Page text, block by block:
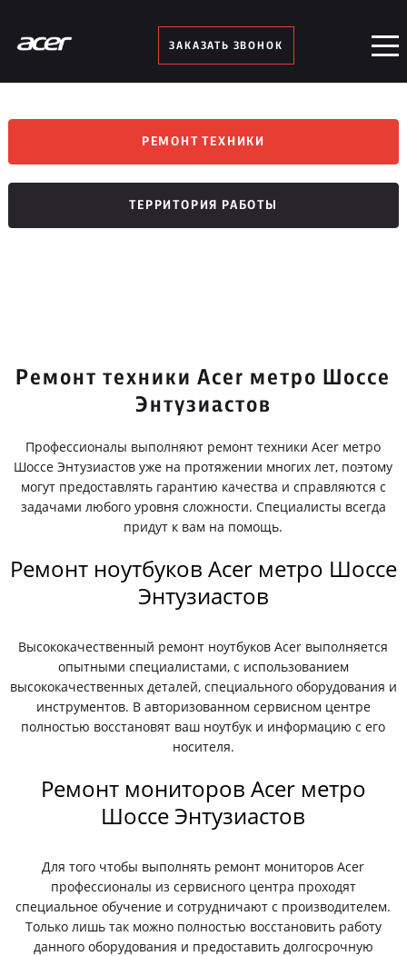
ЗАКАЗАТЬ ЗВОНОК
РЕМОНТ ТЕХНИКИ
ТЕРРИТОРИЯ РАБОТЫ
Ремонт техники Acer метро Шоссе
Энтузиастов
Профессионалы выполняют ремонт техники Acer метро
Шоссе Энтузиастов уже на протяжении многих лет, поэтому
могут предоставлять гарантию качества и справляются с
задачами любого уровня сложности. Специалисты всегда
придут к вам на помощь.
Ремонт ноутбуков Acer метро Шоссе
Энтузиастов
Высококачественный ремонт ноутбуков Acer выполняется
опытными специалистами, с использованием
высококачественных деталей, специального оборудования и
инструментов. В авторизованном сервисном центре
полностью восстановят ваш ноутбук и информацию с его
носителя.
Ремонт мониторов Acer метро
Шоссе Энтузиастов
Для того чтобы выполнять ремонт мониторов Acer
профессионалы из сервисного центра проходят
специальное обучение и сотрудничают с производителем.
Только лишь так можно полностью восстановить работу
данного оборудования и предоставить долгосрочную